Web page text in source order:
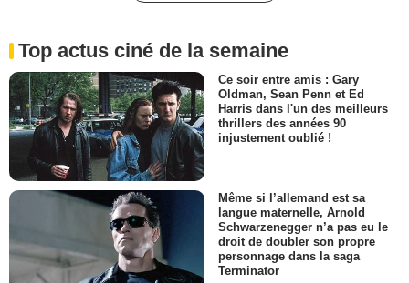
Top actus ciné de la semaine
Ce soir entre amis : Gary
Oldman, Sean Penn et Ed
Harris dans l'un des meilleurs
thrillers des années 90
injustement oublié !
Même si l’allemand est sa
langue maternelle, Arnold
Schwarzenegger n’a pas eu le
droit de doubler son propre
personnage dans la saga
Terminator